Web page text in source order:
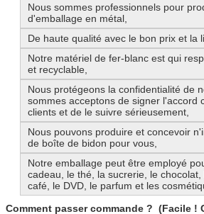
Nous sommes professionnels pour
d'emballage en métal,
De haute qualité avec le bon prix et la
Notre matériel de fer-blanc est qui
et recyclable,
Nous protégeons la confidentialité de
sommes acceptons de signer l'accord
clients et de le suivre sérieusement,
Nous pouvons produire et concevoir
de boîte de bidon pour vous,
Notre emballage peut être employé
cadeau, le thé, la sucrerie, le
café, le DVD, le parfum et les
Comment passer commande ? (Facile !